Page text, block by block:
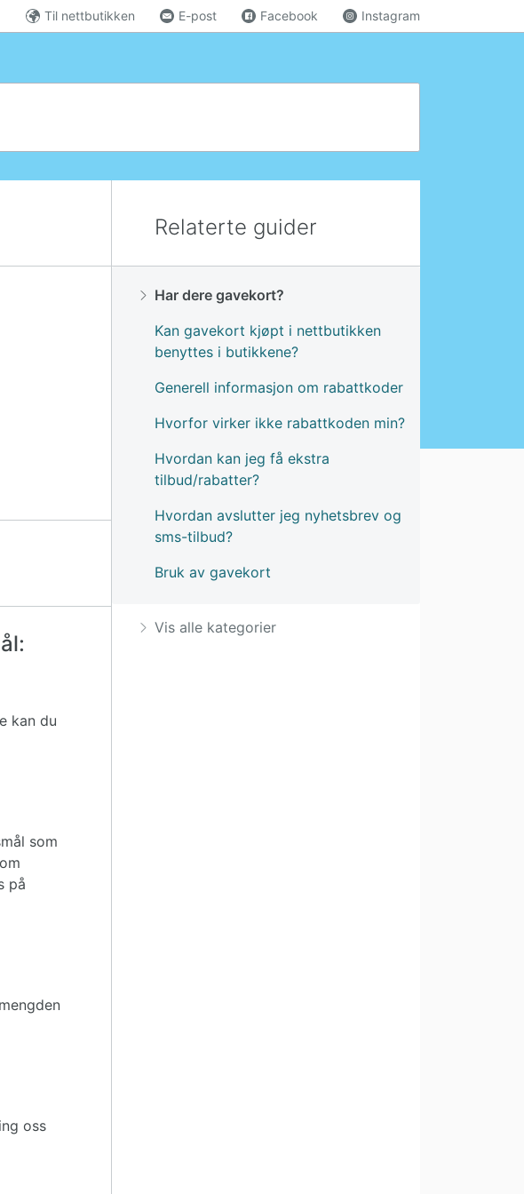
Til nettbutikken E-post Facebook Instagram
kan du
som
på
oss
Relaterte guider
Har dere gavekort?
Kan gavekort kjøpt i nettbutikken
benyttes i butikkene?
Generell informasjon om rabattkoder
Hvorfor virker ikke rabattkoden min?
Hvordan kan jeg få ekstra
tilbud/rabatter?
Hvordan avslutter jeg nyhetsbrev og
sms-tilbud?
Bruk av gavekort
Vis alle kategorier